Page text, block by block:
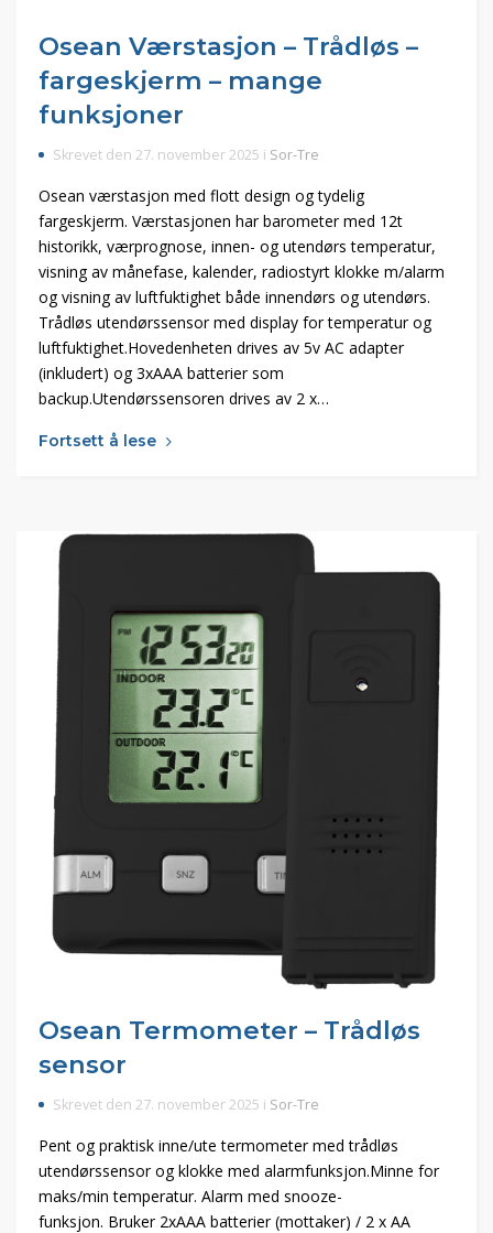
Osean Værstasjon – Trådløs –
fargeskjerm – mange
funksjoner
Skrevet den 27. november 2025 i Sor-Tre
Osean værstasjon med flott design og tydelig
fargeskjerm. Værstasjonen har barometer med 12t
historikk, værprognose, innen- og utendørs temperatur,
visning av månefase, kalender, radiostyrt klokke m/alarm
og visning av luftfuktighet både innendørs og utendørs.
Trådløs utendørssensor med display for temperatur og
luftfuktighet.Hovedenheten drives av 5v AC adapter
(inkludert) og 3xAAA batterier som
backup.Utendørssensoren drives av 2 x…
Fortsett å lese
Osean Termometer – Trådløs
sensor
Skrevet den 27. november 2025 i Sor-Tre
Pent og praktisk inne/ute termometer med trådløs
utendørssensor og klokke med alarmfunksjon.Minne for
maks/min temperatur. Alarm med snooze-
funksjon. Bruker 2xAAA batterier (mottaker) / 2 x AA